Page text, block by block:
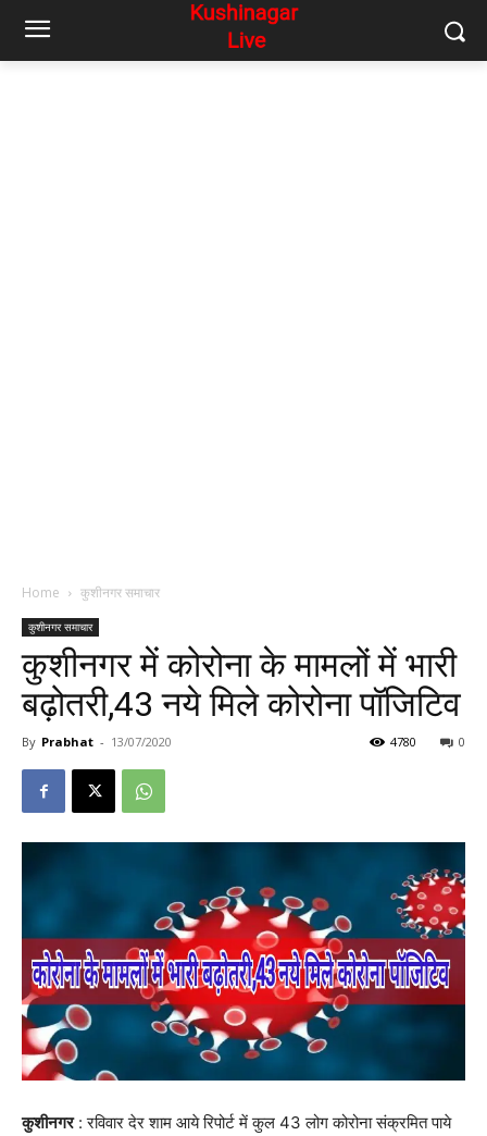
Home कुशीनगर समाचार
कुशीनगर समाचार
कुशीनगर में कोरोना के मामलों में भारी
बढ़ोतरी,43 नये मिले कोरोना पॉजिटिव
By Prabhat - 13/07/2020 0
4780
कुशीनगर: रविवार देर शाम आये रिपोर्ट में कुल 43 लोग कोरोना संक्रमित पाये